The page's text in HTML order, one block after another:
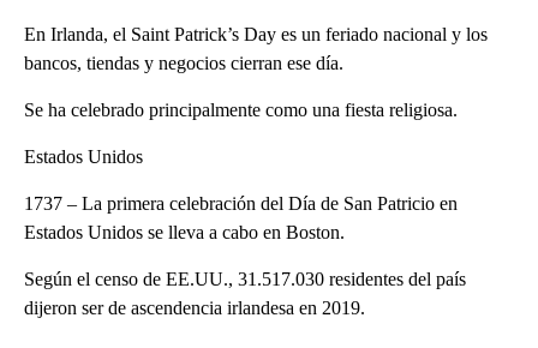
En Irlanda, el Saint Patrick’s Day es un feriado nacional y los
bancos, tiendas y negocios cierran ese día.
Se ha celebrado principalmente como una fiesta religiosa.
Estados Unidos
1737 – La primera celebración del Día de San Patricio en
Estados Unidos se lleva a cabo en Boston.
Según el censo de EE.UU., 31.517.030 residentes del país
dijeron ser de ascendencia irlandesa en 2019.